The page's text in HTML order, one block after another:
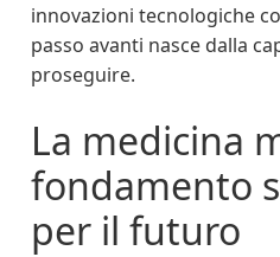
innovazioni tecnologiche
passo avanti nasce dalla
proseguire.
La medicina
fondamento
per il futuro